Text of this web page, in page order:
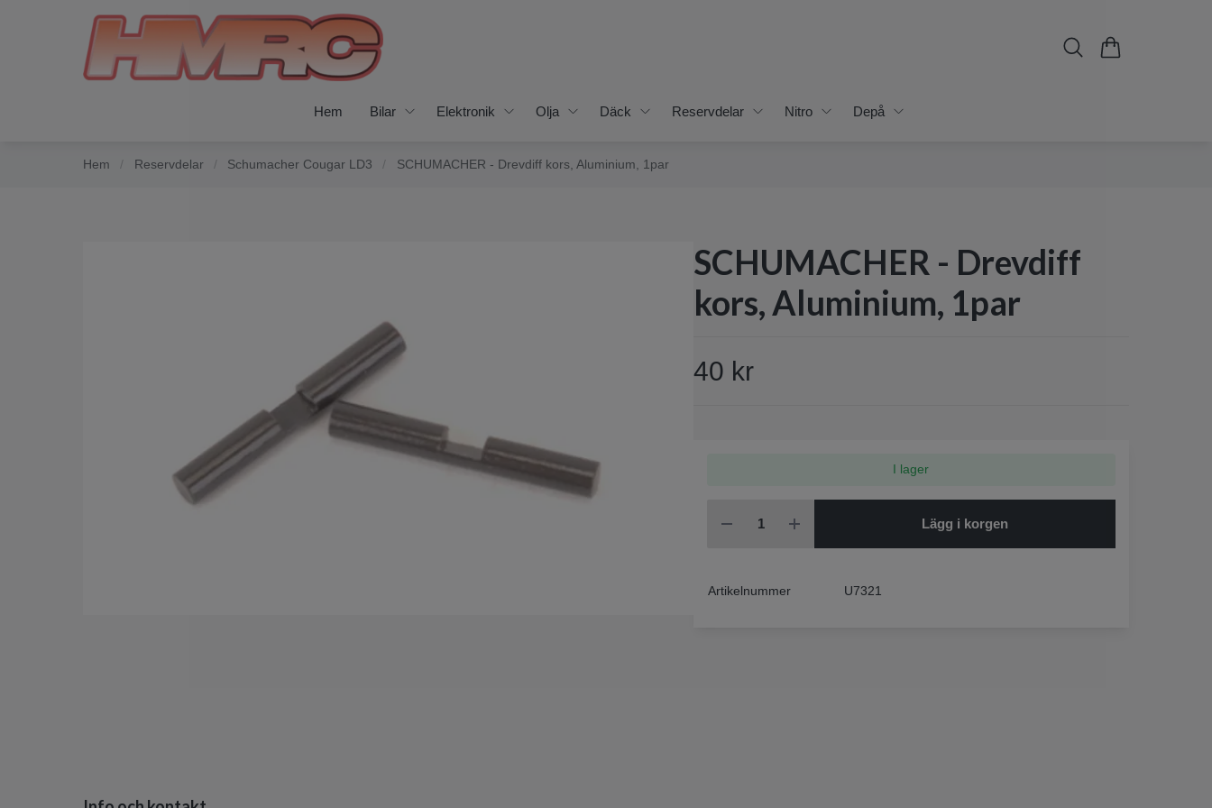
Hem Bilar Elektronik Olja Däck Reservdelar Nitro Depå
Hem / Reservdelar / Schumacher Cougar LD3 / SCHUMACHER - Drevdiff kors, Aluminium, 1par
SCHUMACHER - Drevdiff
kors, Aluminium, 1par
40 kr
I lager
Lägg i korgen
Artikelnummer U7321